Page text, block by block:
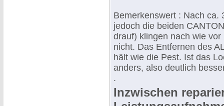
Bemerkenswert : Nach ca.
jedoch die beiden
drauf) klingen nach wie
nicht. Das Entfernen des
hält wie die Pest. Ist das
anders, also deutlich
.
Inzwischen